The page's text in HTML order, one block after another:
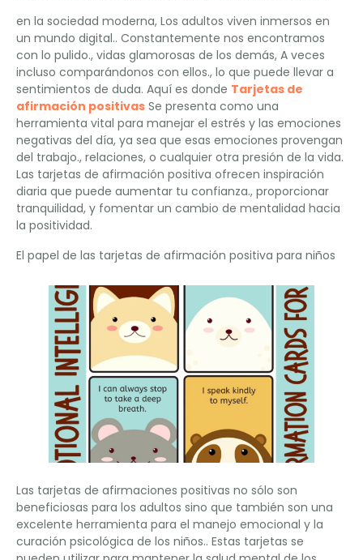
en la sociedad moderna, Los adultos viven inmersos en
un mundo digital.. Constantemente nos encontramos
con lo pulido., vidas glamorosas de los demás, A veces
incluso comparándonos con ellos., lo que puede llevar a
sentimientos de duda. Aquí es donde Tarjetas de
afirmación positivas Se presenta como una
herramienta vital para manejar el estrés y las emociones
negativas del día, ya sea que esas emociones provengan
del trabajo., relaciones, o cualquier otra presión de la vida.
Las tarjetas de afirmación positiva ofrecen inspiración
diaria que puede aumentar tu confianza., proporcionar
tranquilidad, y fomentar un cambio de mentalidad hacia
la positividad.
El papel de las tarjetas de afirmación positiva para niños
Las tarjetas de afirmaciones positivas no sólo son
beneficiosas para los adultos sino que también son una
excelente herramienta para el manejo emocional y la
curación psicológica de los niños.. Estas tarjetas se